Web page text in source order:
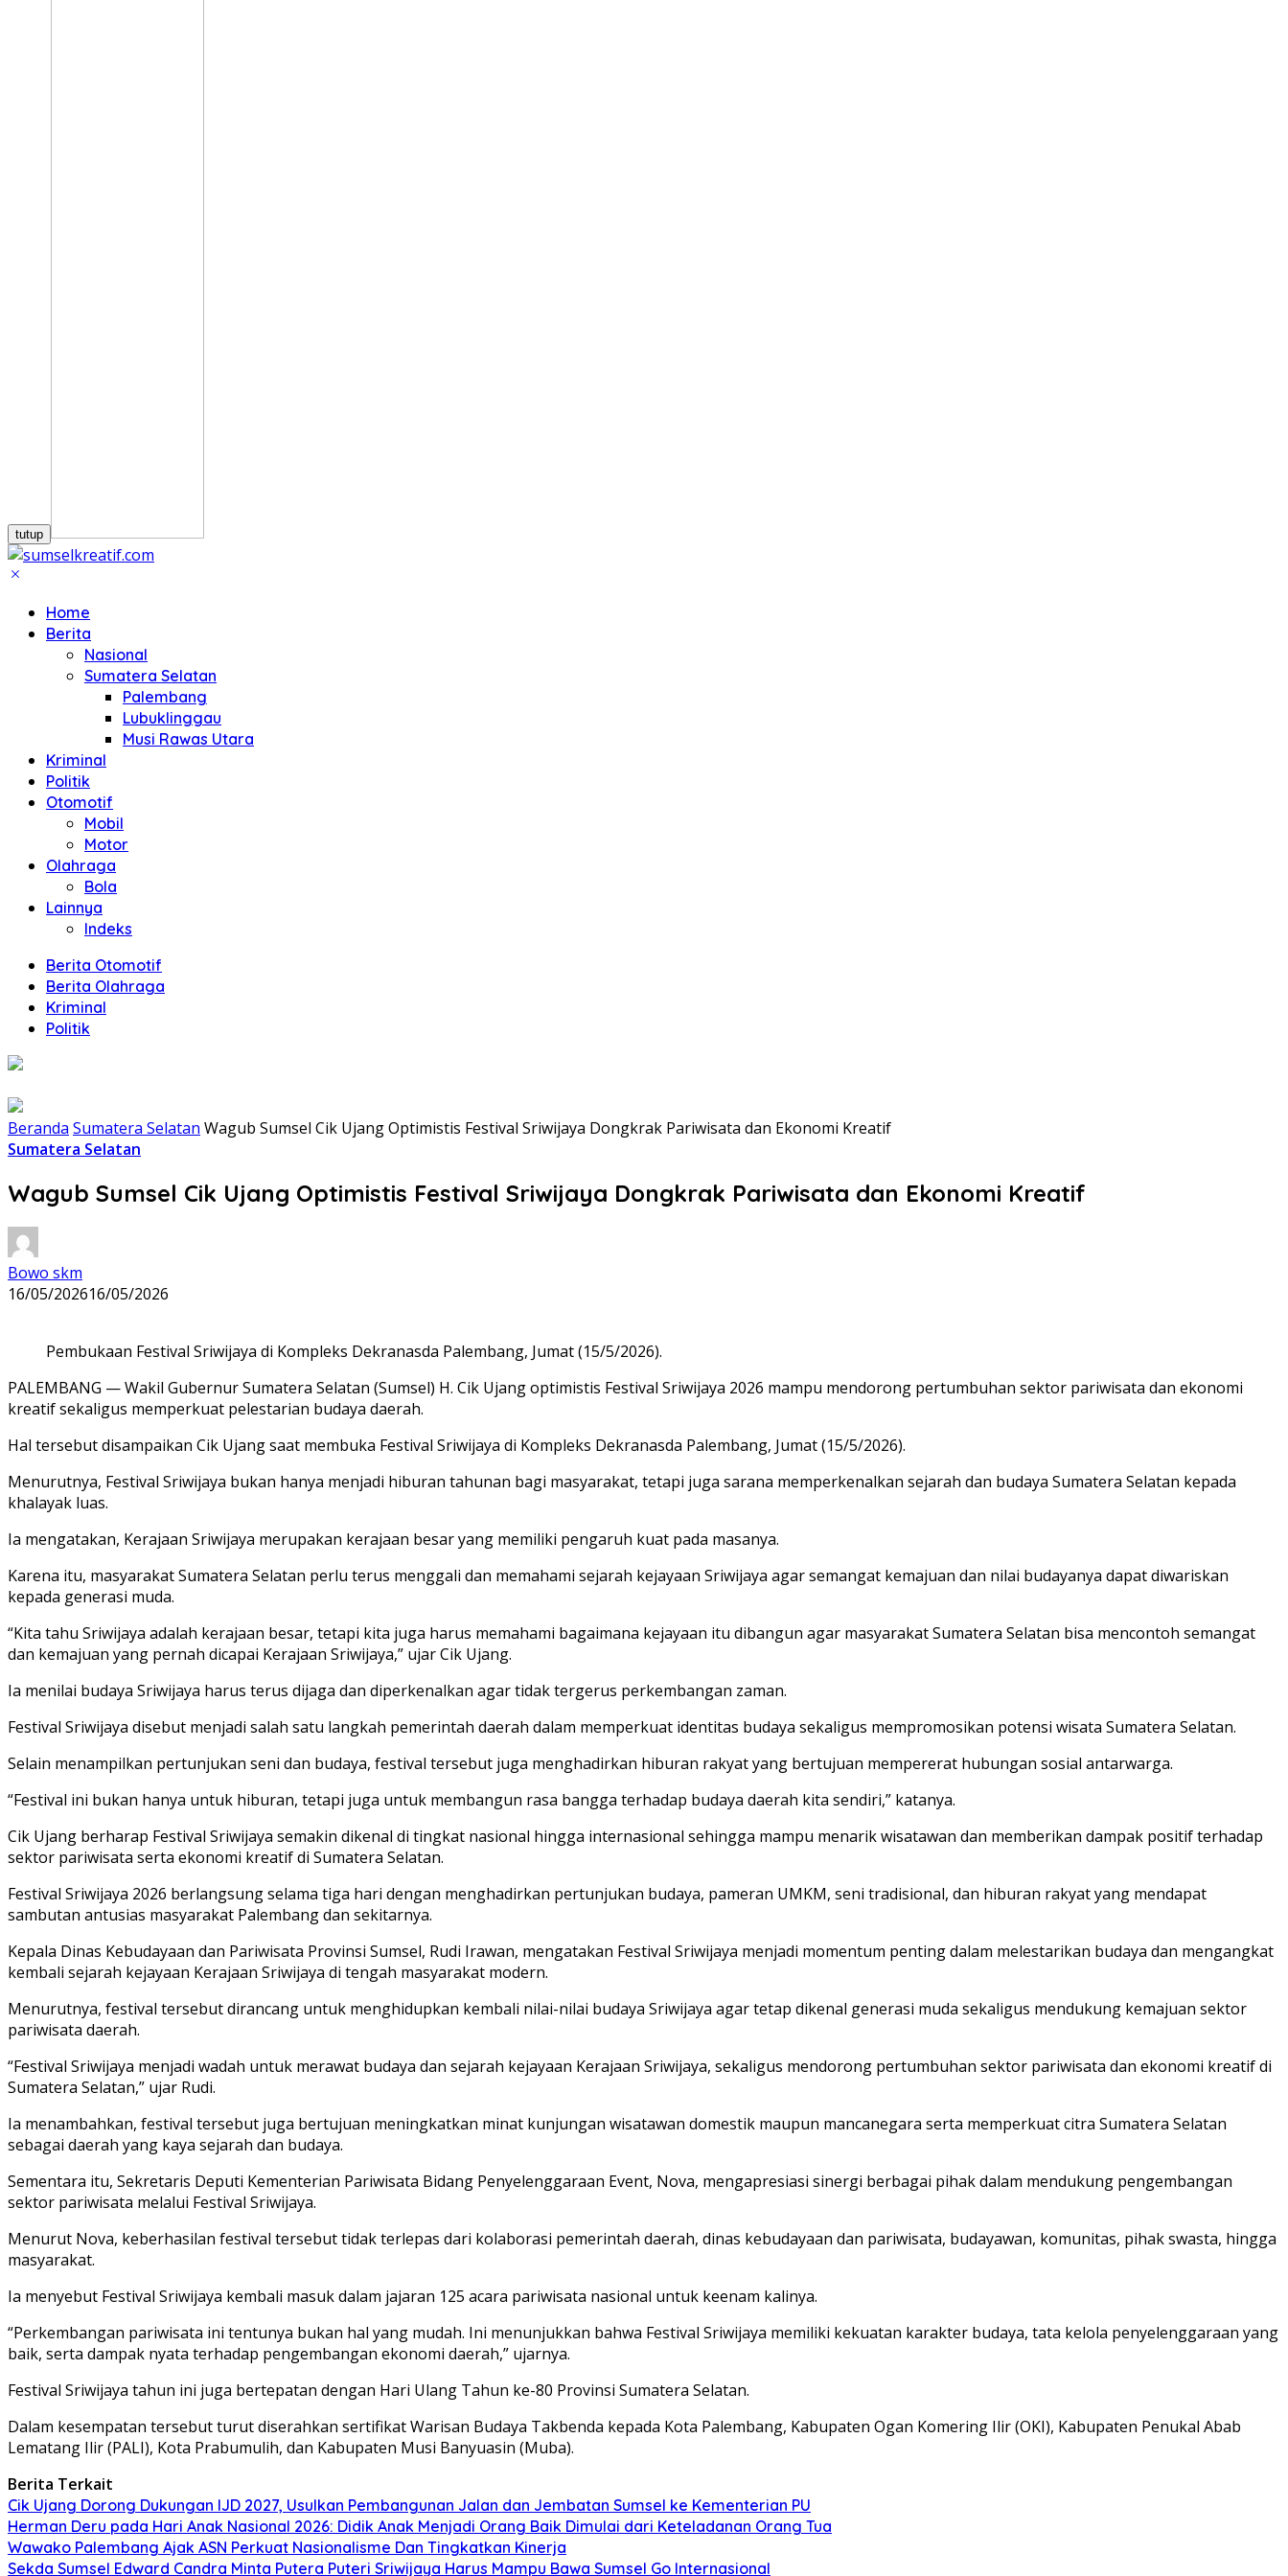
tutup
Home
Berita
Nasional
Sumatera Selatan
Palembang
Lubuklinggau
Musi Rawas Utara
Kriminal
Politik
Otomotif
Mobil
Motor
Olahraga
Bola
Lainnya
Indeks
Berita Otomotif
Berita Olahraga
Kriminal
Politik
Beranda Sumatera Selatan Wagub Sumsel Cik Ujang Optimistis Festival Sriwijaya Dongkrak Pariwisata dan Ekonomi Kreatif
Sumatera Selatan
Wagub Sumsel Cik Ujang Optimistis Festival Sriwijaya Dongkrak Pariwisata dan Ekonomi Kreatif
Bowo skm
16/05/202616/05/2026
Pembukaan Festival Sriwijaya di Kompleks Dekranasda Palembang, Jumat (15/5/2026).
PALEMBANG — Wakil Gubernur Sumatera Selatan (Sumsel) H. Cik Ujang optimistis Festival Sriwijaya 2026 mampu mendorong pertumbuhan sektor pariwisata dan ekonomi
kreatif sekaligus memperkuat pelestarian budaya daerah.
Hal tersebut disampaikan Cik Ujang saat membuka Festival Sriwijaya di Kompleks Dekranasda Palembang, Jumat (15/5/2026).
Menurutnya, Festival Sriwijaya bukan hanya menjadi hiburan tahunan bagi masyarakat, tetapi juga sarana memperkenalkan sejarah dan budaya Sumatera Selatan kepada
khalayak luas.
Ia mengatakan, Kerajaan Sriwijaya merupakan kerajaan besar yang memiliki pengaruh kuat pada masanya.
Karena itu, masyarakat Sumatera Selatan perlu terus menggali dan memahami sejarah kejayaan Sriwijaya agar semangat kemajuan dan nilai budayanya dapat diwariskan
kepada generasi muda.
“Kita tahu Sriwijaya adalah kerajaan besar, tetapi kita juga harus memahami bagaimana kejayaan itu dibangun agar masyarakat Sumatera Selatan bisa mencontoh semangat
dan kemajuan yang pernah dicapai Kerajaan Sriwijaya,” ujar Cik Ujang.
Ia menilai budaya Sriwijaya harus terus dijaga dan diperkenalkan agar tidak tergerus perkembangan zaman.
Festival Sriwijaya disebut menjadi salah satu langkah pemerintah daerah dalam memperkuat identitas budaya sekaligus mempromosikan potensi wisata Sumatera Selatan.
Selain menampilkan pertunjukan seni dan budaya, festival tersebut juga menghadirkan hiburan rakyat yang bertujuan mempererat hubungan sosial antarwarga.
“Festival ini bukan hanya untuk hiburan, tetapi juga untuk membangun rasa bangga terhadap budaya daerah kita sendiri,” katanya.
Cik Ujang berharap Festival Sriwijaya semakin dikenal di tingkat nasional hingga internasional sehingga mampu menarik wisatawan dan memberikan dampak positif terhadap
sektor pariwisata serta ekonomi kreatif di Sumatera Selatan.
Festival Sriwijaya 2026 berlangsung selama tiga hari dengan menghadirkan pertunjukan budaya, pameran UMKM, seni tradisional, dan hiburan rakyat yang mendapat
sambutan antusias masyarakat Palembang dan sekitarnya.
Kepala Dinas Kebudayaan dan Pariwisata Provinsi Sumsel, Rudi Irawan, mengatakan Festival Sriwijaya menjadi momentum penting dalam melestarikan budaya dan mengangkat
kembali sejarah kejayaan Kerajaan Sriwijaya di tengah masyarakat modern.
Menurutnya, festival tersebut dirancang untuk menghidupkan kembali nilai-nilai budaya Sriwijaya agar tetap dikenal generasi muda sekaligus mendukung kemajuan sektor
pariwisata daerah.
“Festival Sriwijaya menjadi wadah untuk merawat budaya dan sejarah kejayaan Kerajaan Sriwijaya, sekaligus mendorong pertumbuhan sektor pariwisata dan ekonomi kreatif di
Sumatera Selatan,” ujar Rudi.
Ia menambahkan, festival tersebut juga bertujuan meningkatkan minat kunjungan wisatawan domestik maupun mancanegara serta memperkuat citra Sumatera Selatan
sebagai daerah yang kaya sejarah dan budaya.
Sementara itu, Sekretaris Deputi Kementerian Pariwisata Bidang Penyelenggaraan Event, Nova, mengapresiasi sinergi berbagai pihak dalam mendukung pengembangan
sektor pariwisata melalui Festival Sriwijaya.
Menurut Nova, keberhasilan festival tersebut tidak terlepas dari kolaborasi pemerintah daerah, dinas kebudayaan dan pariwisata, budayawan, komunitas, pihak swasta, hingga
masyarakat.
Ia menyebut Festival Sriwijaya kembali masuk dalam jajaran 125 acara pariwisata nasional untuk keenam kalinya.
“Perkembangan pariwisata ini tentunya bukan hal yang mudah. Ini menunjukkan bahwa Festival Sriwijaya memiliki kekuatan karakter budaya, tata kelola penyelenggaraan yang
baik, serta dampak nyata terhadap pengembangan ekonomi daerah,” ujarnya.
Festival Sriwijaya tahun ini juga bertepatan dengan Hari Ulang Tahun ke-80 Provinsi Sumatera Selatan.
Dalam kesempatan tersebut turut diserahkan sertifikat Warisan Budaya Takbenda kepada Kota Palembang, Kabupaten Ogan Komering Ilir (OKI), Kabupaten Penukal Abab
Lematang Ilir (PALI), Kota Prabumulih, dan Kabupaten Musi Banyuasin (Muba).
Berita Terkait
Cik Ujang Dorong Dukungan IJD 2027, Usulkan Pembangunan Jalan dan Jembatan Sumsel ke Kementerian PU
Herman Deru pada Hari Anak Nasional 2026: Didik Anak Menjadi Orang Baik Dimulai dari Keteladanan Orang Tua
Wawako Palembang Ajak ASN Perkuat Nasionalisme Dan Tingkatkan Kinerja
Sekda Sumsel Edward Candra Minta Putera Puteri Sriwijaya Harus Mampu Bawa Sumsel Go Internasional